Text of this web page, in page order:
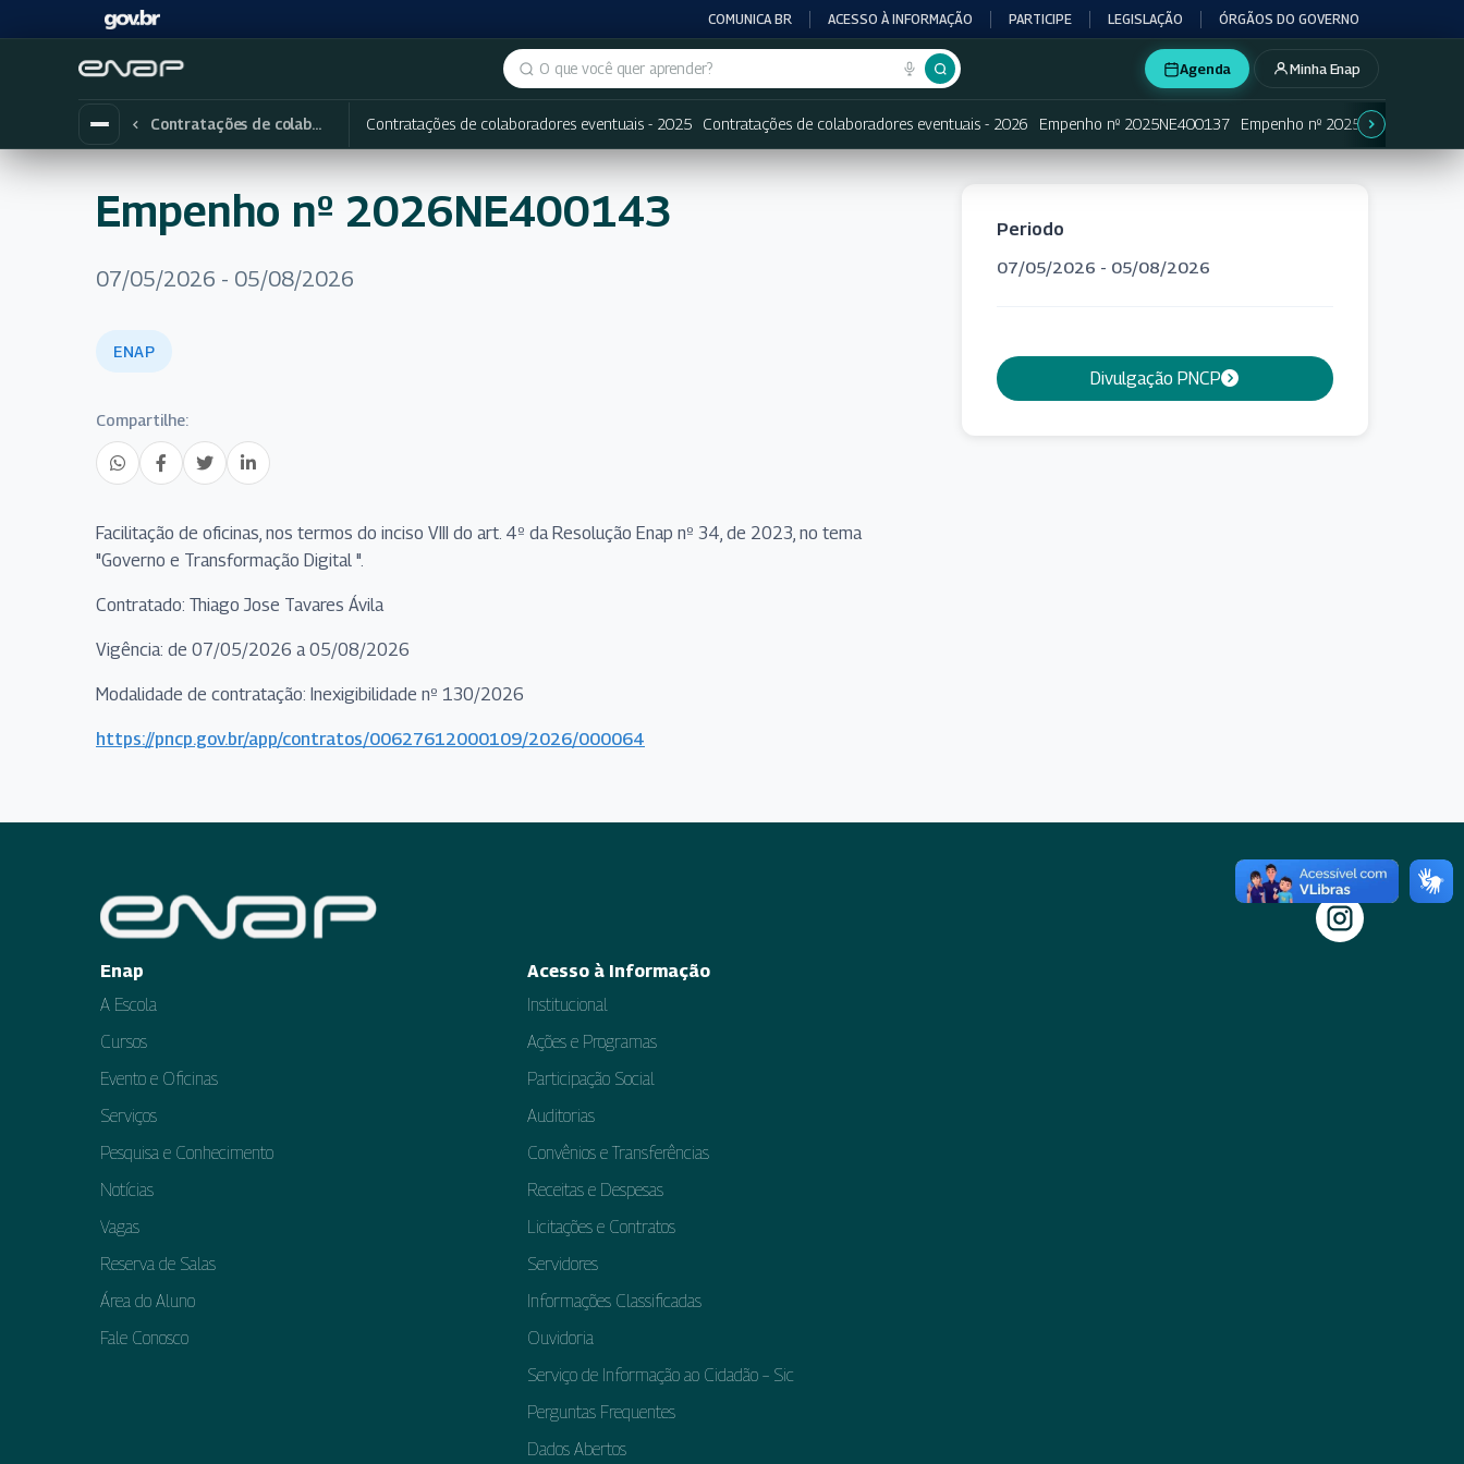
COMUNICA BR ACESSO À INFORMAÇÃO PARTICIPE LEGISLAÇÃO ÓRGÃOS DO GOVERNO
Buscar no portal
Agenda Minha Enap
Contratações de colaboradores eventuais Contratações de colaboradores eventuais - 2025 Contratações de colaboradores eventuais - 2026 Empenho nº 2025NE400137 Empenho nº 2025NE400138
Empenho nº 2026NE400143
07/05/2026 - 05/08/2026
ENAP
Compartilhe:
Facilitação de oficinas, nos termos do inciso VIII do art. 4º da Resolução Enap nº 34, de 2023, no tema
"Governo e Transformação Digital ".
Contratado: Thiago Jose Tavares Ávila
Vigência: de 07/05/2026 a 05/08/2026
Modalidade de contratação: Inexigibilidade nº 130/2026
https://pncp.gov.br/app/contratos/00627612000109/2026/000064
Periodo
07/05/2026 - 05/08/2026
Divulgação PNCP
Enap
A Escola
Cursos
Evento e Oficinas
Serviços
Pesquisa e Conhecimento
Notícias
Vagas
Reserva de Salas
Área do Aluno
Fale Conosco
Acesso à Informação
Institucional
Ações e Programas
Participação Social
Auditorias
Convênios e Transferências
Receitas e Despesas
Licitações e Contratos
Servidores
Informações Classificadas
Ouvidoria
Serviço de Informação ao Cidadão – Sic
Perguntas Frequentes
Dados Abertos